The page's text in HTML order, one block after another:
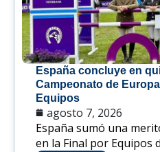
España concluye en
Campeonato de
Equipos
agosto 7, 2026
España sumó una
en la Final por Equipos